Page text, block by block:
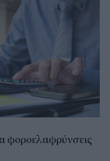
φοροελαφρύνσεις